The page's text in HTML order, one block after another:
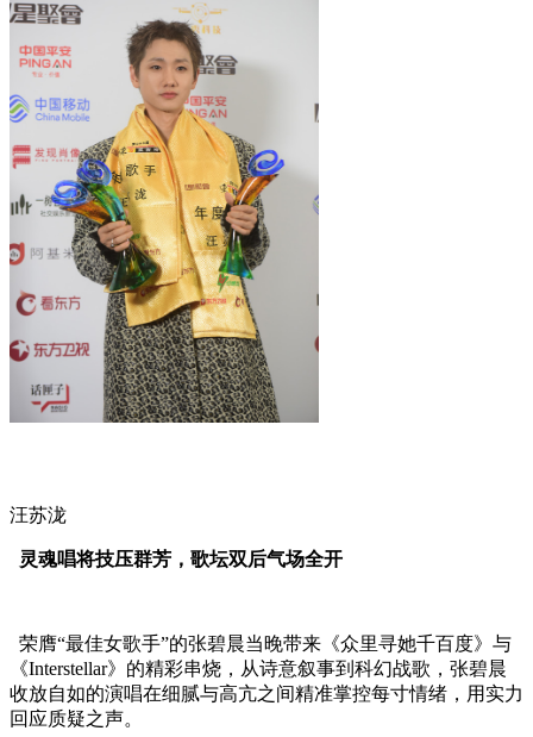
汪苏泷
灵魂唱将技压群芳，歌坛双后气场全开
荣膺“最佳女歌手”的张碧晨当晚带来《众里寻她千百度》与
《Interstellar》的精彩串烧，从诗意叙事到科幻战歌，张碧晨
收放自如的演唱在细腻与高亢之间精准掌控每寸情绪，用实力
回应质疑之声。